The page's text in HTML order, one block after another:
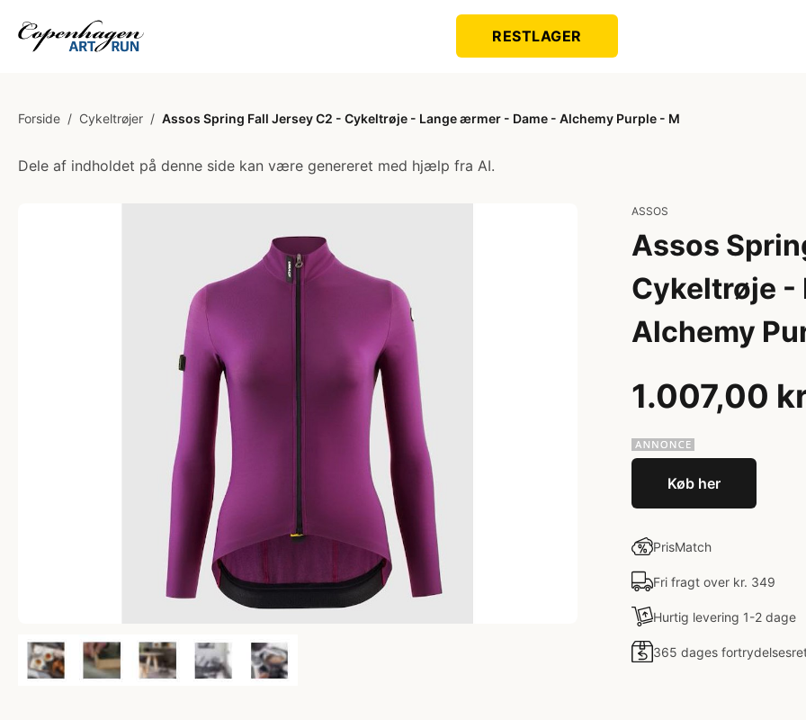
RESTLAGER
Forside / Cykeltrøjer / Assos Spring Fall Jersey C2 - Cykeltrøje - Lange ærmer - Dame - Alchemy Purple - M
Dele af indholdet på denne side kan være genereret med hjælp fra AI.
ASSOS
Assos
Cykeltrøje -
Alchemy
1.007,00
Køb her
PrisMatch
Fri fragt over kr. 349
Hurtig levering 1-2 dage
365 dages